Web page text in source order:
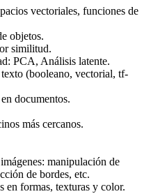
vectoriales, funciones de
objetos.
similitud.
PCA, Análisis latente.
(booleano, vectorial, tf-
documentos.
más cercanos.
manipulación de
de bordes, etc.
en formas, texturas y color.